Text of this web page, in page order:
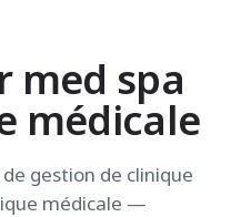
med spa
médicale
gestion de clinique
médicale —